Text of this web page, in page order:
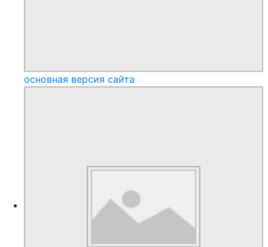
основная версия сайта